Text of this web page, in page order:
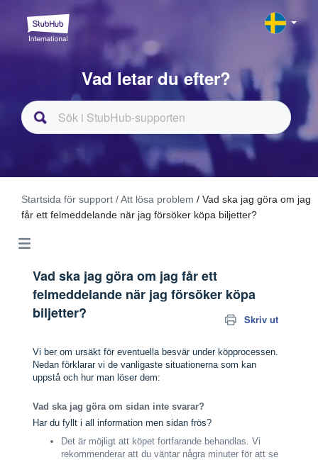
Vad letar du efter?
Startsida för support / Att lösa problem / Vad ska jag göra om jag
får ett felmeddelande när jag försöker köpa biljetter?
Vad ska jag göra om jag får ett
felmeddelande när jag försöker köpa
biljetter?
Skriv ut
Vi ber om ursäkt för eventuella besvär under köpprocessen.
Nedan förklarar vi de vanligaste situationerna som kan
uppstå och hur man löser dem:
Vad ska jag göra om sidan inte svarar?
Har du fyllt i all information men sidan frös?
Det är möjligt att köpet fortfarande behandlas. Vi
rekommenderar att du väntar några minuter för att se